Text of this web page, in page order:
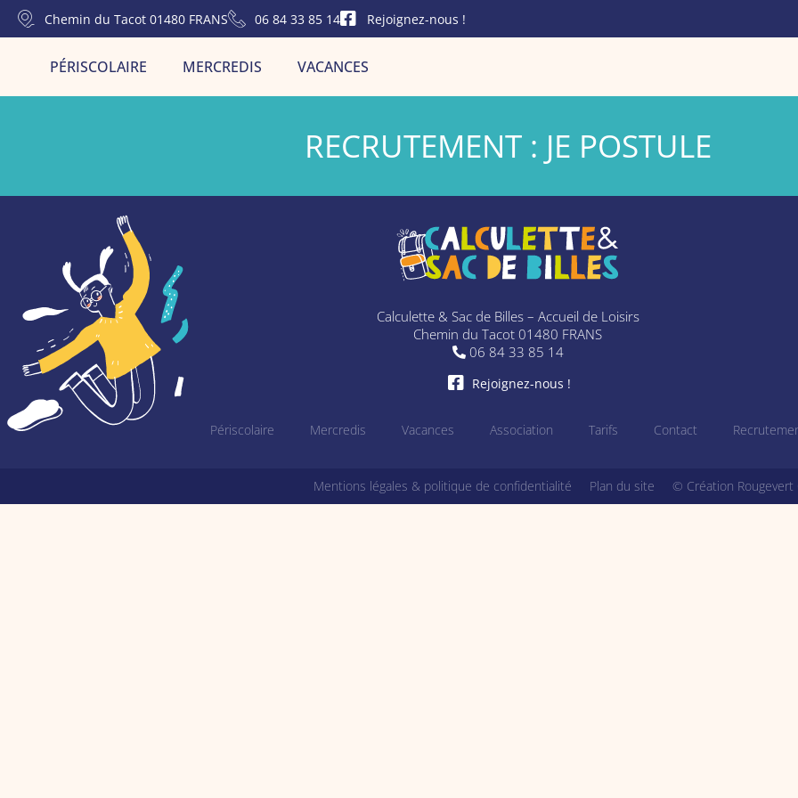
Chemin du Tacot 01480 FRANS 06 84 33 85 14 Rejoignez-nous !
PÉRISCOLAIRE MERCREDIS VACANCES
RECRUTEMENT : JE POSTULE
Calculette & Sac de Billes – Accueil de Loisirs
Chemin du Tacot 01480 FRANS
06 84 33 85 14
Rejoignez-nous !
Périscolaire Mercredis Vacances Association Tarifs Contact
Mentions légales & politique de confidentialité Plan du site © Création Rougevert